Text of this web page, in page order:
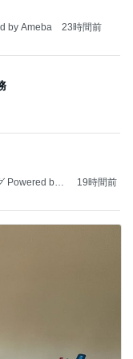
by Ameba 23時間前
Powered by
19時間前